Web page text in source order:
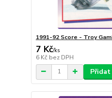
1991-92 Score - Troy
7 Kč/ks
6 Kč bez DPH